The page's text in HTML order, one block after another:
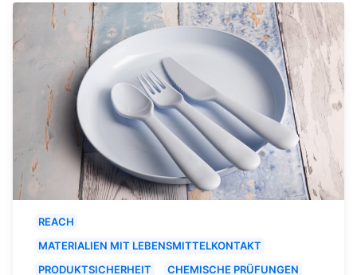
REACH
MATERIALIEN MIT LEBENSMITTELKONTAKT
PRODUKTSICHERHEIT
CHEMISCHE PRÜFUNGEN